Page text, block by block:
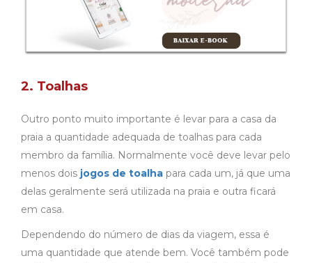
2. Toalhas
Outro ponto muito importante é levar para a casa da
praia a quantidade adequada de toalhas para cada
membro da família. Normalmente você deve levar pelo
menos dois jogos de toalha para cada um, já que uma
delas geralmente será utilizada na praia e outra ficará
em casa.
Dependendo do número de dias da viagem, essa é
uma quantidade que atende bem. Você também pode